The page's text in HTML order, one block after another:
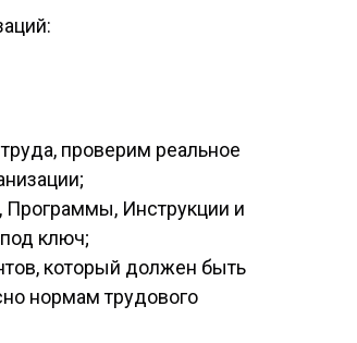
проверим реальное
Инструкции и
ключ;
который должен быть
нормам трудового